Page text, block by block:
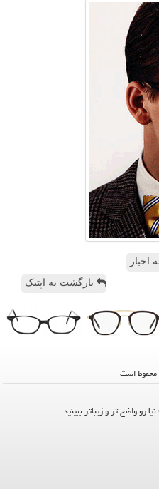
اخبار
بازگشت به اپتیک
رو واضح تر و زیباتر ببینید